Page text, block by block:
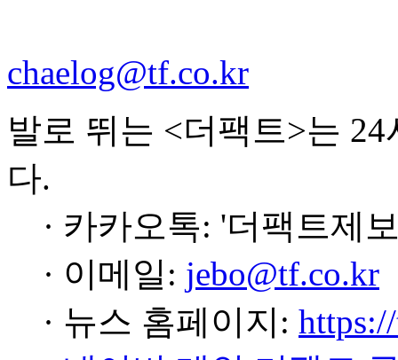
chaelog@tf.co.kr
발로 뛰는 <더팩트>는
다.
· 카카오톡: '더팩트제
· 이메일: jebo@tf.co.kr
· 뉴스 홈페이지: